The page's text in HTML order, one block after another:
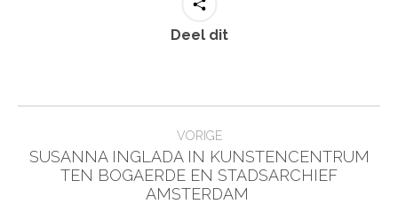
Deel dit
navigatie
VORIGE
Vorig
bericht
SUSANNA INGLADA IN KUNSTENCENTRUM
TEN BOGAERDE EN STADSARCHIEF
AMSTERDAM